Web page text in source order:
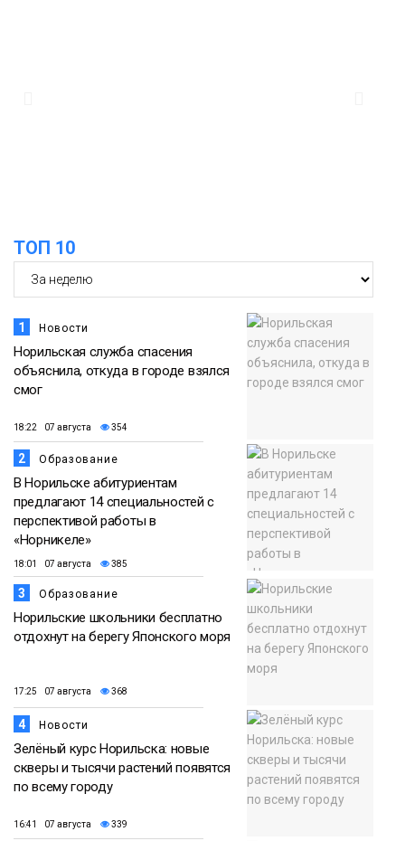
ТОП 10
1 Новости
Норильская служба спасения
объяснила, откуда в городе взялся
смог
18:22 07 августа 354
2 Образование
В Норильске абитуриентам
предлагают 14 специальностей с
перспективой работы в
«Норникеле»
18:01 07 августа 385
3 Образование
Норильские школьники бесплатно
отдохнут на берегу Японского моря
17:25 07 августа 368
4 Новости
Зелёный курс Норильска: новые
скверы и тысячи растений появятся
по всему городу
16:41 07 августа 339